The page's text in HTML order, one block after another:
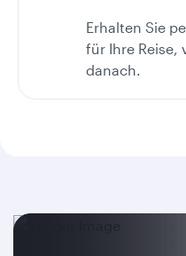
Erhalten Sie
für Ihre Reise,
danach.